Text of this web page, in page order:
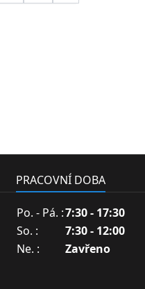
PRACOVNÍ DOBA
Po. - Pá. :7:30 - 17:30
So. :
7:30 - 12:00
Ne. :
Zavřeno